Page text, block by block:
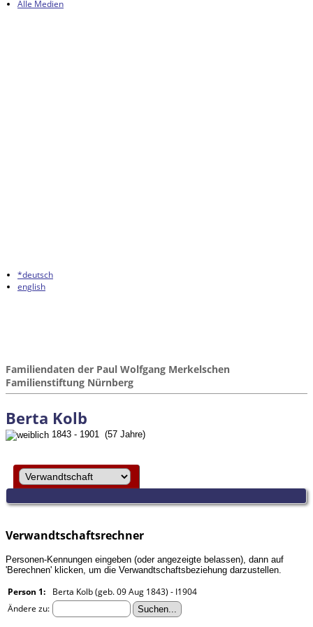
Alle Medien
*deutsch
english
Familiendaten der Paul Wolfgang Merkelschen
Familienstiftung Nürnberg
Berta Kolb
1843 - 1901 (57 Jahre)
Verwandtschaftsrechner
Personen-Kennungen eingeben (oder angezeigte belassen), dann auf
'Berechnen' klicken, um die Verwandtschaftsbeziehung darzustellen.
Person 1:
Berta Kolb (geb. 09 Aug 1843) - I1904
Ändere zu: